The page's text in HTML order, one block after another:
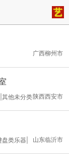
广西柳州市
陕西西安市
其他未分类
山东临沂市
类乐器|